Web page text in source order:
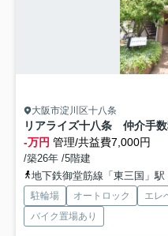
大阪市淀川区十八条
リアライズ十八条 仲介手
-万円 管理/共益費7,000円
/築26年 /5階建
地下鉄御堂筋線「東三国」駅
駐輪場 オートロック エレ
バイク置場あり